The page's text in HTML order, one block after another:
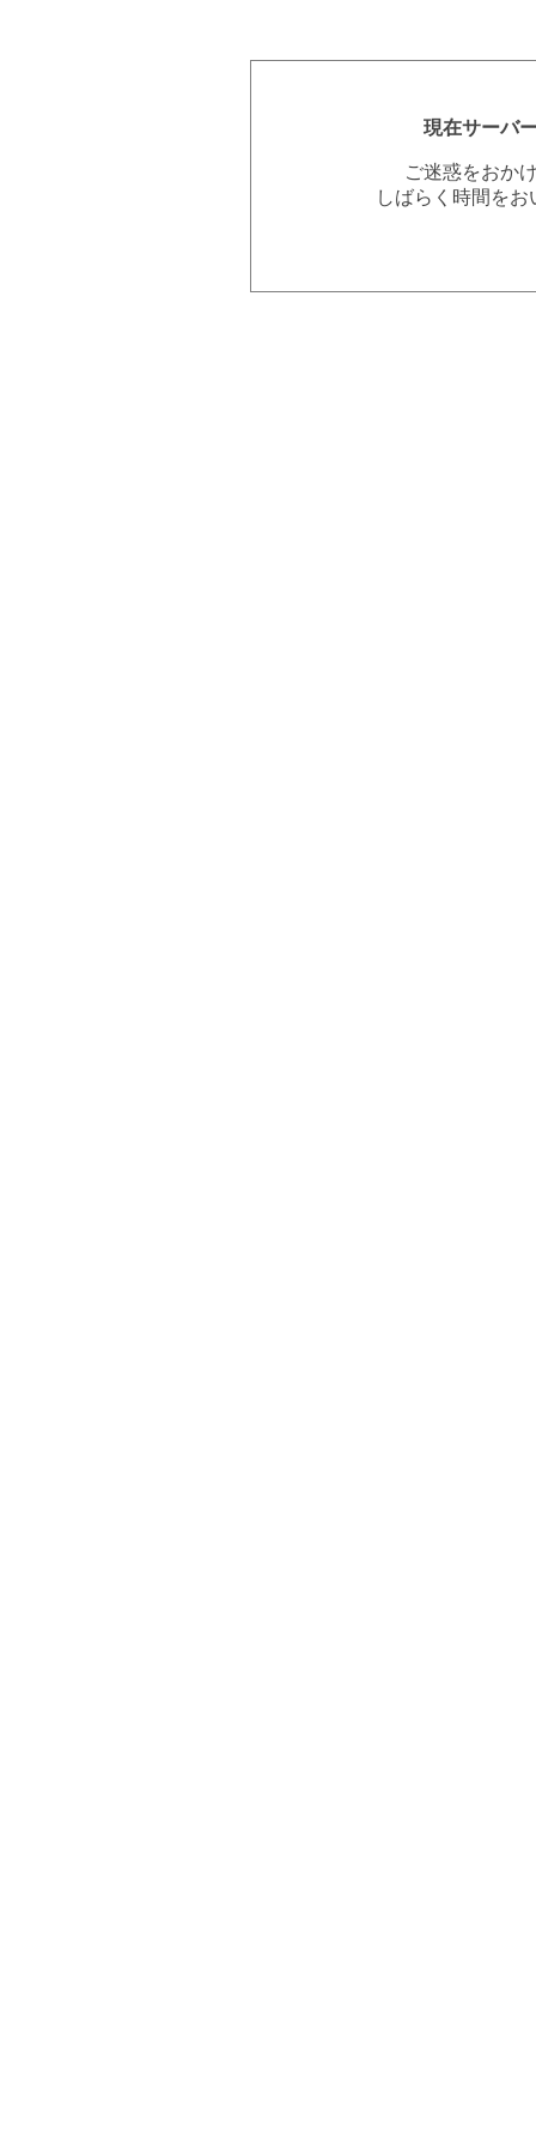
現在サーバ
ご迷惑をおか
しばらく時間を